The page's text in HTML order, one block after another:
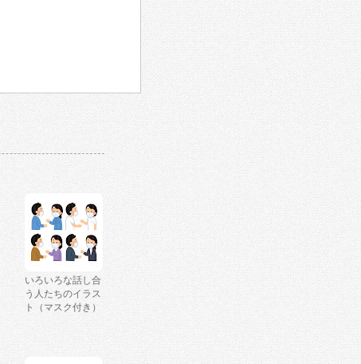
いろいろな話し合
う人たちのイラス
ト（マスク付き）